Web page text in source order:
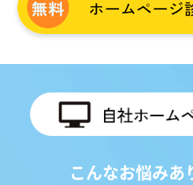
こんなお悩みあ